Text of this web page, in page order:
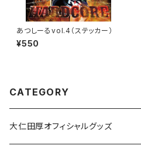
あつしーるvol.4（ステッカー）
¥550
CATEGORY
大仁田厚オフィシャルグッズ